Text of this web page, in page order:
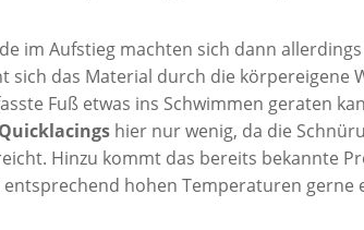
im Aufstieg machten sich dann
sich das Material durch die körpereigene
Fuß etwas ins Schwimmen geraten
hier nur wenig, da die
Hinzu kommt das bereits bekannte
entsprechend hohen Temperaturen